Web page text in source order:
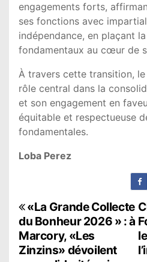
engagements forts,
ses fonctions avec
indépendance, en plaçant
fondamentaux au cœur de
À travers cette transition,
rôle central dans la
et son engagement en
équitable et respectueuse
fondamentales.
Loba Perez
N
a
v
«La Grande Collecte
du Bonheur 2026 » : à
Marcory, «Les
Zinzins» dévoilent